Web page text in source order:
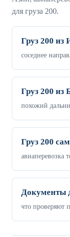
для груза 200.
Груз 200 из
соседнее
Груз 200 из
похожий
Груз 200
авиаперевозка
Документы
что проверяют